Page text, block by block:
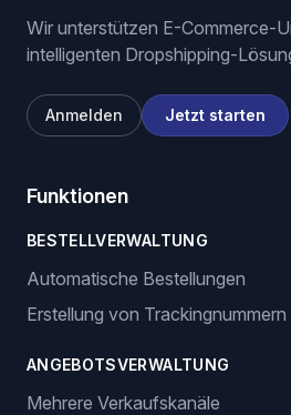
Wir unterstützen E-Commerce-
intelligenten Dropshipping-
Anmelden Jetzt starten
Funktionen
BESTELLVERWALTUNG
Automatische Bestellungen
Erstellung von Trackingnummern
ANGEBOTSVERWALTUNG
Mehrere Verkaufskanäle